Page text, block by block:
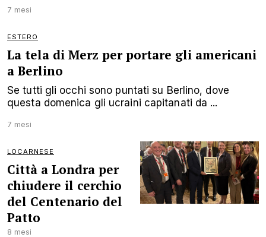
7 mesi
ESTERO
La tela di Merz per portare gli americani
a Berlino
Se tutti gli occhi sono puntati su Berlino, dove
questa domenica gli ucraini capitanati da ...
7 mesi
LOCARNESE
Città a Londra per
chiudere il cerchio
del Centenario del
Patto
8 mesi